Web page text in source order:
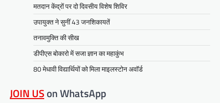
मतदान केंद्रों पर दो दिवसीय विशेष शिविर
उपायुक्त ने सुनीं 43 जनशिकायतें
तनावमुक्ति की सीख
डीपीएस बोकारो में सजा ज्ञान का महाकुंभ
80 मेधावी विद्यार्थियों को मिला माइलस्टोन अवॉर्ड
JOIN USon WhatsApp